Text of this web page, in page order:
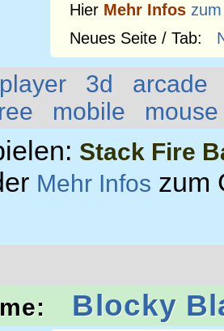
Hier Mehr Infos
Neues Seite / Tab:
3d
arcade
mobile mouse
Stack Fire
Mehr Infos zum
Blocky